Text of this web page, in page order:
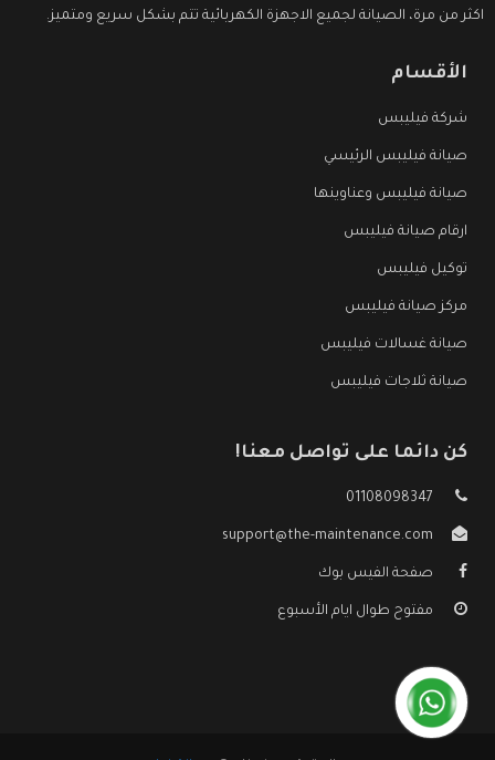
اكثر من مرة، الصيانة لجميع الاجهزة الكهربائية تتم بشكل سريع ومتميز.
الأقسام
شركة فيليبس
صيانة فيليبس الرئيسي
صيانة فيليبس وعناوينها
ارقام صيانة فيليبس
توكيل فيليبس
مركز صيانة فيليبس
صيانة غسالات فيليبس
صيانة ثلاجات فيليبس
كن دائما على تواصل معنا!
01108098347
support@the-maintenance.com
صفحة الفيس بوك
مفتوح طوال ايام الأسبوع